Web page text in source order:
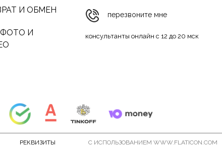
РЕКВИЗИТЫ
И ОБМЕН
И
консультанты онлайн с 12 до 20 мск
перезвоните мне
С ИСПОЛЬЗОВАНИЕМ WWW.FLATICON.COM